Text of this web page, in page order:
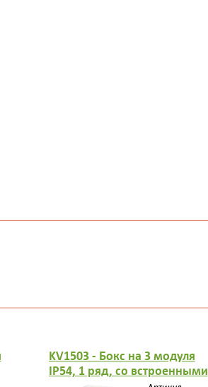
KV1503 - Бокс на 3 модуля
IP54, 1 ряд, со встроенными